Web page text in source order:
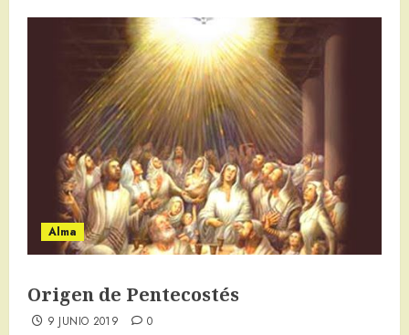
Alma
Origen de Pentecostés
9 JUNIO 2019 0